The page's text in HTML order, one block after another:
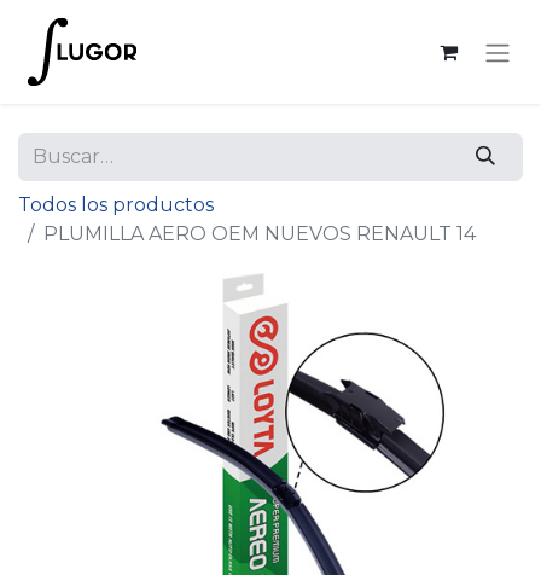
Todos los productos
PLUMILLA AERO OEM NUEVOS RENAULT 14